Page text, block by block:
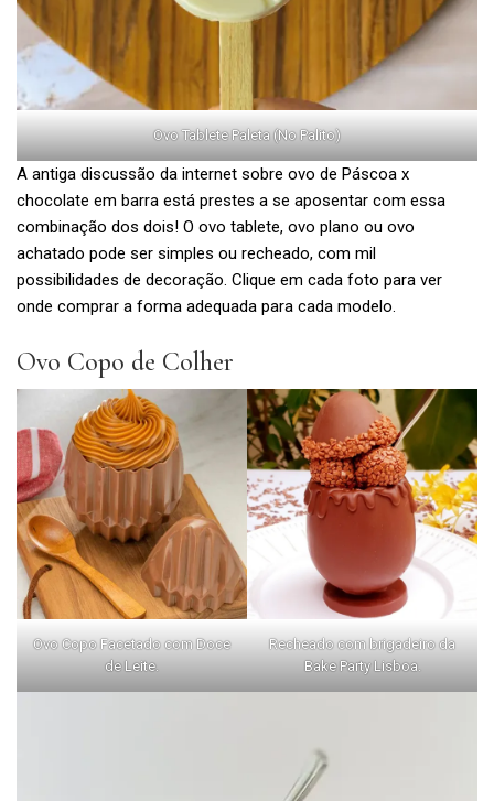
Ovo Tablete Paleta (No Palito)
A antiga discussão da internet sobre ovo de Páscoa x
chocolate em barra está prestes a se aposentar com essa
combinação dos dois! O ovo tablete, ovo plano ou ovo
achatado pode ser simples ou recheado, com mil
possibilidades de decoração. Clique em cada foto para ver
onde comprar a forma adequada para cada modelo.
Ovo Copo de Colher
Ovo Copo Facetado com Doce
de Leite.
Recheado com brigadeiro da
Bake Party Lisboa.